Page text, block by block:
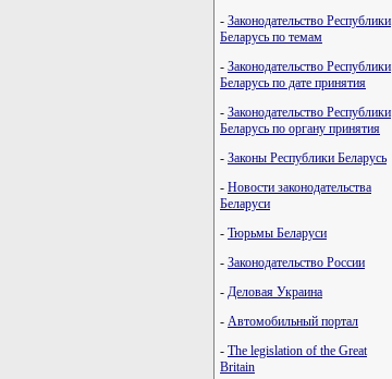
- Законодательство Республики
Беларусь по темам
- Законодательство Республики
Беларусь по дате принятия
- Законодательство Республики
Беларусь по органу принятия
- Законы Республики Беларусь
- Новости законодательства
Беларуси
- Тюрьмы Беларуси
- Законодательство России
- Деловая Украина
- Автомобильный портал
- The legislation of the Great
Britain